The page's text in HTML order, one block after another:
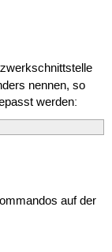
nennen, so
werden:
auf der